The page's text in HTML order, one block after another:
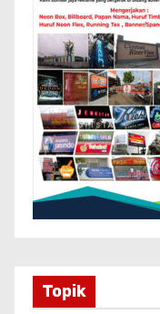
Topik